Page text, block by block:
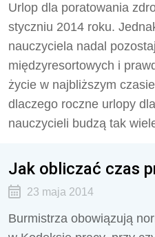
Urlop dla poratowania
styczniu 2014 roku.
nauczyciela nadal
międzyresortowych i
życie w najbliższym
dlaczego roczne urlopy
nauczycieli budzą tak
Jak obliczać czas
23 maja 2014
Burmistrza obowiązują